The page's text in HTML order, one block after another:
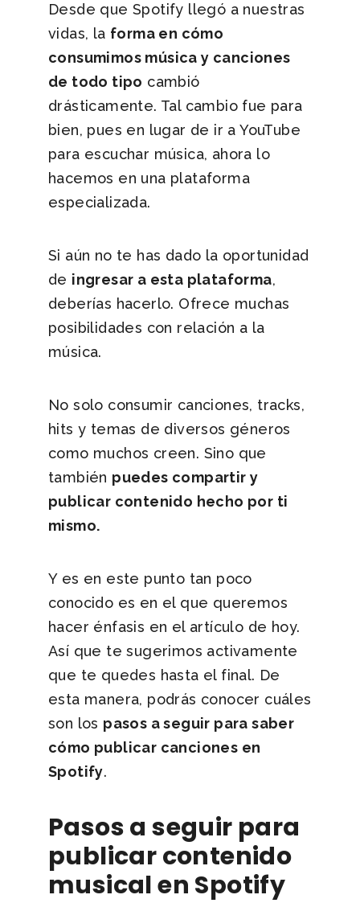
Desde que Spotify llegó a nuestras
vidas, la forma en cómo
consumimos música y canciones
de todo tipo cambió
drásticamente. Tal cambio fue para
bien, pues en lugar de ir a YouTube
para escuchar música, ahora lo
hacemos en una plataforma
especializada.
Si aún no te has dado la oportunidad
de ingresar a esta plataforma,
deberías hacerlo. Ofrece muchas
posibilidades con relación a la
música.
No solo consumir canciones, tracks,
hits y temas de diversos géneros
como muchos creen. Sino que
también puedes compartir y
publicar contenido hecho por ti
mismo.
Y es en este punto tan poco
conocido es en el que queremos
hacer énfasis en el artículo de hoy.
Así que te sugerimos activamente
que te quedes hasta el final. De
esta manera, podrás conocer cuáles
son los pasos a seguir para saber
cómo publicar canciones en
Spotify.
Pasos a seguir para
publicar contenido
musical en Spotify